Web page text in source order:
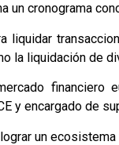
un cronograma
liquidar
la liquidación de
financiero
y encargado de
un